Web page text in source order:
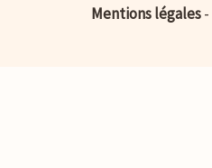
Mentions légales-